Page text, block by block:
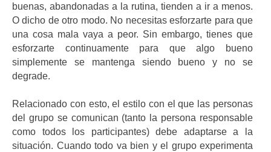
buenas, abandonadas a la rutina, tienden a ir a menos.
O dicho de otro modo. No necesitas esforzarte para que
una cosa mala vaya a peor. Sin embargo, tienes que
esforzarte continuamente para que algo bueno
simplemente se mantenga siendo bueno y no se
degrade.
Relacionado con esto, el estilo con el que las personas
del grupo se comunican (tanto la persona responsable
como todos los participantes) debe adaptarse a la
situación. Cuando todo va bien y el grupo experimenta